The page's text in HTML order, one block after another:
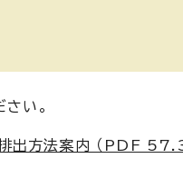
さい。
出方法案内 （PDF